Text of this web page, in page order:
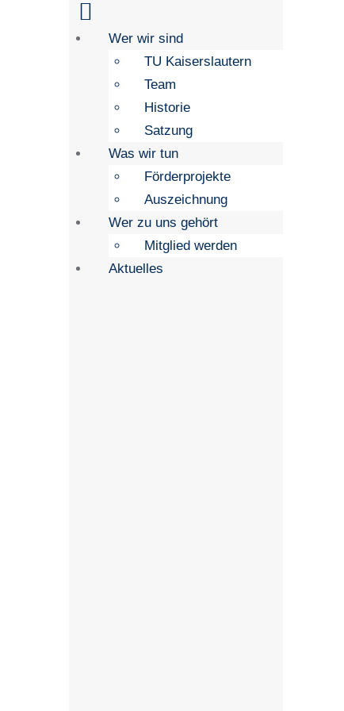
Wer wir sind
TU Kaiserslautern
Team
Historie
Satzung
Was wir tun
Förderprojekte
Auszeichnung
Wer zu uns gehört
Mitglied werden
Aktuelles